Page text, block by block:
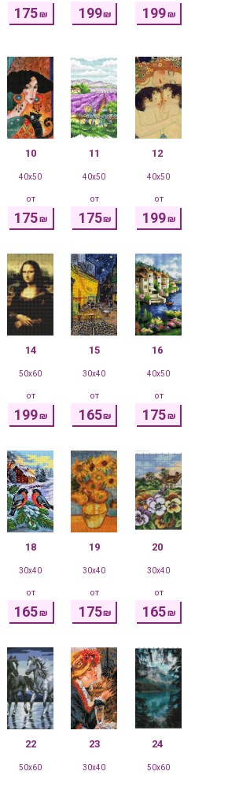
175₪ 199₪ 199₪
175₪ 175₪ 199₪
40x50 40x50 40x50
от от от
10 11 12
199₪ 165₪ 175₪
50x60 30x40 40x50
от от от
14 15 16
165₪ 175₪ 165₪
30x40 30x40 30x40
от от от
18 19 20
50x60 30x40 50x60
22 23 24